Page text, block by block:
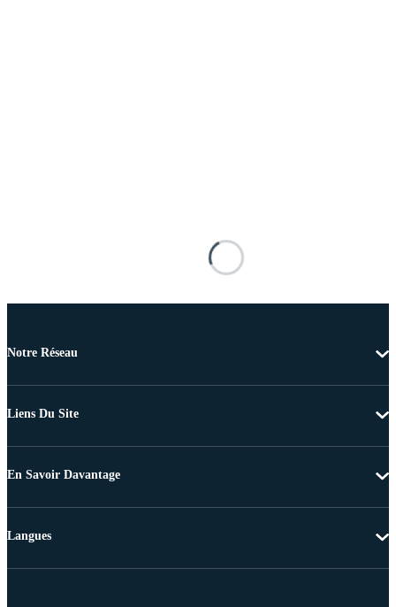
Notre Réseau
Liens Du Site
En Savoir Davantage
Langues